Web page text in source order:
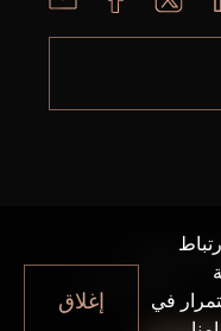
في
إغلاق